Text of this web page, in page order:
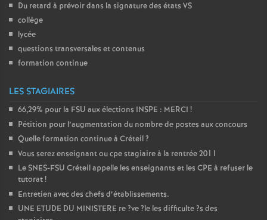
Du retard à prévoir dans la signature des états VS
collège
lycée
questions transversales et contenus
formation continue
LES STAGIAIRES
66,29% pour la FSU aux élections INSPE : MERCI !
Pétition pour l’augmentation du nombre de postes aux concours
Quelle formation continue à Créteil?
Vous serez enseignant ou cpe stagiaire à la rentrée 2011
LeSNES-FSU Créteil appelle les enseignants et les CPE à refuser le
tutorat!
Entretien avec des chefs d’établissements.
UNE ETUDE DU MINISTERE re?ve?le les difficulte?s des